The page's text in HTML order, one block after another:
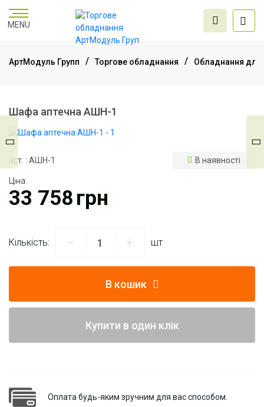
MENU
обладнання
проектування
АртМодуль Групп Торгове обладнання Обладнання для
Шафа аптечна АШН-1
арт. : АШН-1 В наявності
Ціна:
33 758грн
Кількість: шт
В кошик
Купити в один клік
Оплата будь-яким зручним для вас способом.